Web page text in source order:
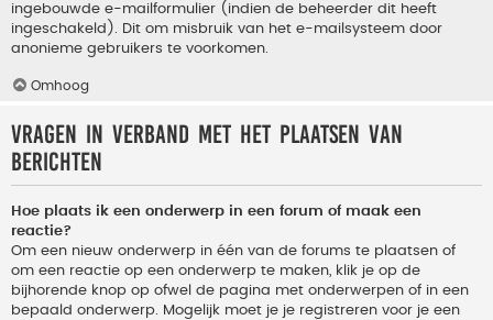
ingebouwde e-mailformulier (indien de beheerder dit heeft
ingeschakeld). Dit om misbruik van het e-mailsysteem door
anonieme gebruikers te voorkomen.
Omhoog
Vragen in verband met het plaatsen van
berichten
Hoe plaats ik een onderwerp in een forum of maak een
reactie?
Om een nieuw onderwerp in één van de forums te plaatsen of
om een reactie op een onderwerp te maken, klik je op de
bijhorende knop op ofwel de pagina met onderwerpen of in een
bepaald onderwerp. Mogelijk moet je je registreren voor je een